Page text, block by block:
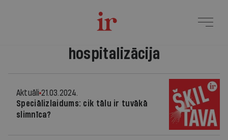
hospitalizācija
Aktuāli 21.03.2024.
Speciālizlaidums: cik tālu ir tuvākā
slimnīca?